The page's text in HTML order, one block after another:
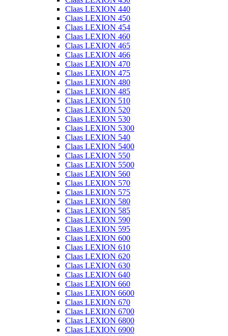
Claas LEXION 440
Claas LEXION 450
Claas LEXION 454
Claas LEXION 460
Claas LEXION 465
Claas LEXION 466
Claas LEXION 470
Claas LEXION 475
Claas LEXION 480
Claas LEXION 485
Claas LEXION 510
Claas LEXION 520
Claas LEXION 530
Claas LEXION 5300
Claas LEXION 540
Claas LEXION 5400
Claas LEXION 550
Claas LEXION 5500
Claas LEXION 560
Claas LEXION 570
Claas LEXION 575
Claas LEXION 580
Claas LEXION 585
Claas LEXION 590
Claas LEXION 595
Claas LEXION 600
Claas LEXION 610
Claas LEXION 620
Claas LEXION 630
Claas LEXION 640
Claas LEXION 660
Claas LEXION 6600
Claas LEXION 670
Claas LEXION 6700
Claas LEXION 6800
Claas LEXION 6900